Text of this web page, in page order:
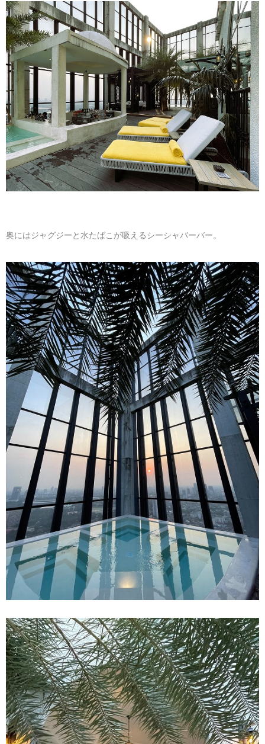
奥にはジャグジーと水たばこが吸えるシーシャバーバー。